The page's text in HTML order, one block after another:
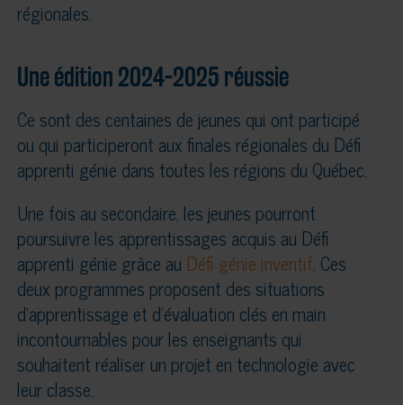
régionales.
Une édition 2024-2025 réussie
Ce sont des centaines de jeunes qui ont participé
ou qui participeront aux finales régionales du Défi
apprenti génie dans toutes les régions du Québec.
Une fois au secondaire, les jeunes pourront
poursuivre les apprentissages acquis au Défi
apprenti génie grâce au Défi génie inventif. Ces
deux programmes proposent des situations
d’apprentissage et d’évaluation clés en main
incontournables pour les enseignants qui
souhaitent réaliser un projet en technologie avec
leur classe.